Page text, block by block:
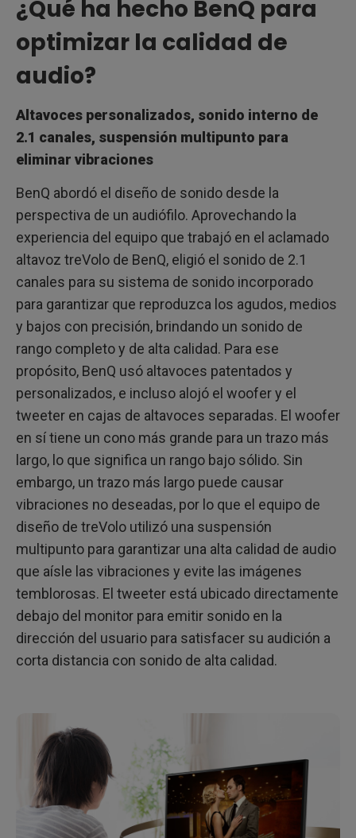
¿Qué ha hecho BenQ para
optimizar la calidad de
audio?
Altavoces personalizados, sonido interno de
2.1 canales, suspensión multipunto para
eliminar vibraciones
BenQ abordó el diseño de sonido desde la
perspectiva de un audiófilo. Aprovechando la
experiencia del equipo que trabajó en el aclamado
altavoz treVolo de BenQ, eligió el sonido de 2.1
canales para su sistema de sonido incorporado
para garantizar que reproduzca los agudos, medios
y bajos con precisión, brindando un sonido de
rango completo y de alta calidad. Para ese
propósito, BenQ usó altavoces patentados y
personalizados, e incluso alojó el woofer y el
tweeter en cajas de altavoces separadas. El woofer
en sí tiene un cono más grande para un trazo más
largo, lo que significa un rango bajo sólido. Sin
embargo, un trazo más largo puede causar
vibraciones no deseadas, por lo que el equipo de
diseño de treVolo utilizó una suspensión
multipunto para garantizar una alta calidad de audio
que aísle las vibraciones y evite las imágenes
temblorosas. El tweeter está ubicado directamente
debajo del monitor para emitir sonido en la
dirección del usuario para satisfacer su audición a
corta distancia con sonido de alta calidad.